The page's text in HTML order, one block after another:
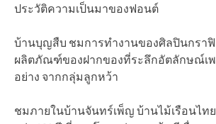
ประวัติความเป็นมาของฟอนต์
บ้านบุญสืบ ชมการทำงานของศิลปินกราฟิ
ผลิตภัณฑ์ของฝากของที่ระลึกอัตลักษณ์เ
อย่าง จากกลุ่มลูกหว้า
ชมภายในบ้านจันทร์เพ็ญ บ้านไม้เรือนไทย